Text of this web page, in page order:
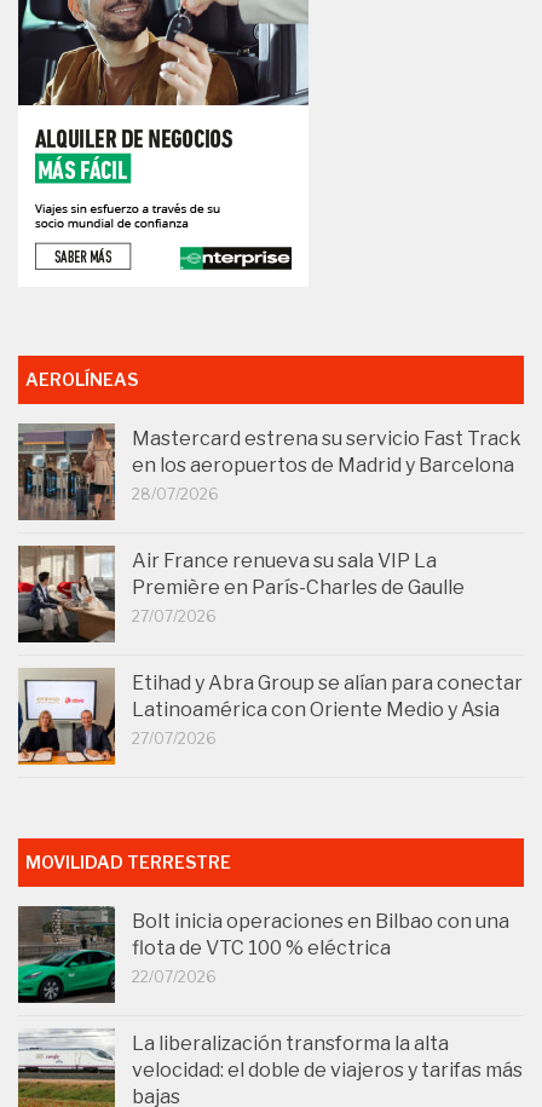
AEROLÍNEAS
Mastercard estrena su servicio Fast Track
en los aeropuertos de Madrid y Barcelona
28/07/2026
Air France renueva su sala VIP La
Première en París-Charles de Gaulle
27/07/2026
Etihad y Abra Group se alían para conectar
Latinoamérica con Oriente Medio y Asia
27/07/2026
MOVILIDAD TERRESTRE
Bolt inicia operaciones en Bilbao con una
flota de VTC 100 % eléctrica
22/07/2026
La liberalización transforma la alta
velocidad: el doble de viajeros y tarifas más
bajas